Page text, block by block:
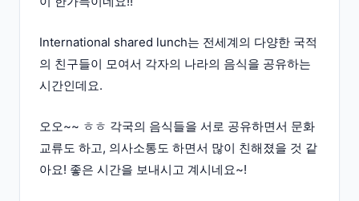
International shared lunch는 전세계의 다양한 국적
의 친구들이 모여서 각자의 나라의 음식을 공유하는
시간인데요.
오오~~ ㅎㅎ 각국의 음식들을 서로 공유하면서 문화
교류도 하고, 의사소통도 하면서 많이 친해졌을 것 같
아요! 좋은 시간을 보내시고 계시네요~!